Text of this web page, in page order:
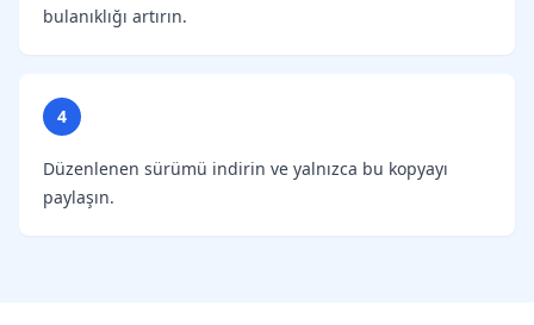
bulanıklığı artırın.
4
Düzenlenen sürümü indirin ve yalnızca bu kopyayı
paylaşın.